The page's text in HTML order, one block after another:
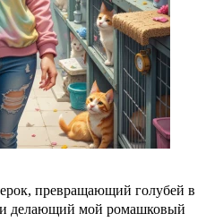
превращающий голубей в
делающий мой ромашковый